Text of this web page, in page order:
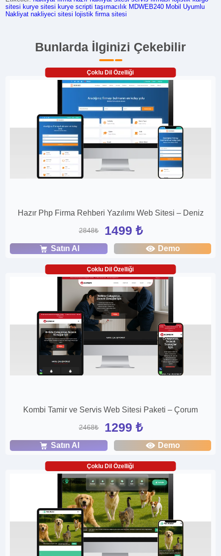
sitesi kurye sitesi kurye scripti taşımacılık MDWEB240 Mobil Uyumlu
Nakliyat nakliyeci sitesi lojistik firma sitesi
Bunlarda İlginizi Çekebilir
Çoklu Dil Özelliği
Hazır Php Firma Rehberi Yazılımı Web Sitesi – Deniz
2848₺ 1499 ₺
Satın Al Demo
Çoklu Dil Özelliği
Kombi Tamir ve Servis Web Sitesi Paketi – Çorum
2468₺ 1299 ₺
Satın Al Demo
Çoklu Dil Özelliği